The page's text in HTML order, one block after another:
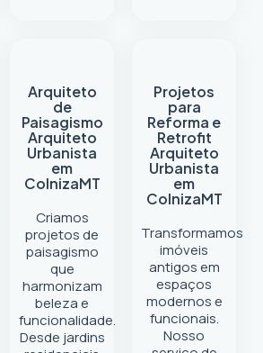
Arquiteto
de
Paisagismo
Arquiteto
Urbanista
em
ColnizaMT
Criamos
projetos de
paisagismo
que
harmonizam
beleza e
funcionalidade.
Desde jardins
Projetos
para
Reforma e
Retrofit
Arquiteto
Urbanista
em
ColnizaMT
Transformamos
imóveis
antigos em
espaços
modernos e
funcionais.
Nosso